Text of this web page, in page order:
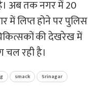
अब तक नगर में 20
में लिप्त होने पर पुलिस
की देखरेख में
रही है।
smack Srinagar